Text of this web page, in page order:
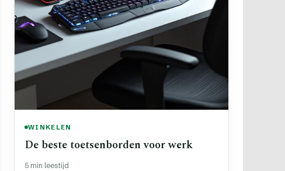
WINKELEN
De beste toetsenborden voor werk
5 min leestijd